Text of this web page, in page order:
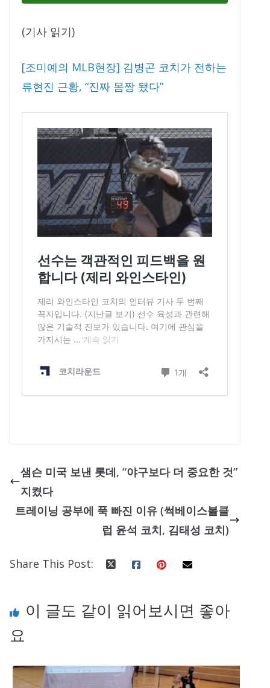
(기사 읽기)
[조미예의 MLB현장] 김병곤 코치가 전하는
류현진 근황, “진짜 몸짱 됐다”
샘슨 미국 보낸 롯데, “야구보다 더 중요한 것”
지켰다
트레이닝 공부에 푹 빠진 이유 (썩베이스볼클
럽 윤석 코치, 김태성 코치)
Share This Post:
이 글도 같이 읽어보시면 좋아
요